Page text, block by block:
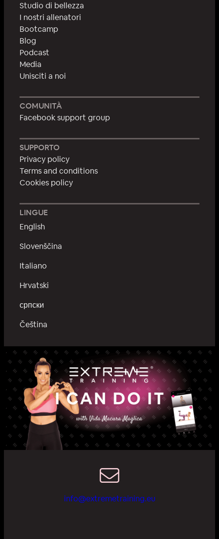
Studio di bellezza
I nostri allenatori
Bootcamp
Blog
Podcast
Media
Unisciti a noi
COMUNITÀ
Facebook support group
SUPPORTO
Privacy policy
Terms and conditions
Cookies policy
LINGUE
English
Slovenščina
Italiano
Hrvatski
српски
Čeština
info@extremetraining.eu